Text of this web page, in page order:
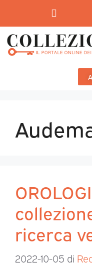
ricerca
2022-10-05 di